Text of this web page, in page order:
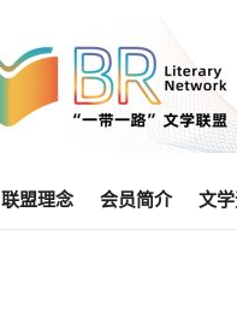
联盟理念 会员简介 文